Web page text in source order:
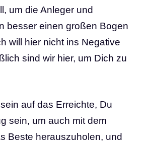
um die Anleger und
besser einen großen Bogen
will hier nicht ins Negative
sind wir hier, um Dich zu
auf das Erreichte, Du
sein, um auch mit dem
Beste herauszuholen, und